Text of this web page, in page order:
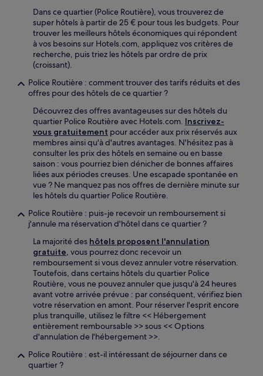
Dans ce quartier (Police Routière), vous trouverez de
super hôtels à partir de 25 € pour tous les budgets. Pour
trouver les meilleurs hôtels économiques qui répondent
à vos besoins sur Hotels.com, appliquez vos critères de
recherche, puis triez les hôtels par ordre de prix
(croissant).
Police Routière : comment trouver des tarifs réduits et des
offres pour des hôtels de ce quartier ?
Découvrez des offres avantageuses sur des hôtels du
quartier Police Routière avec Hotels.com. Inscrivez-
vous gratuitement pour accéder aux prix réservés aux
membres ainsi qu'à d'autres avantages. N'hésitez pas à
consulter les prix des hôtels en semaine ou en basse
saison : vous pourriez bien dénicher de bonnes affaires
liées aux périodes creuses. Une escapade spontanée en
vue ? Ne manquez pas nos offres de dernière minute sur
les hôtels du quartier Police Routière.
Police Routière : puis-je recevoir un remboursement si
j'annule ma réservation d'hôtel dans ce quartier ?
La majorité des hôtels proposent l'annulation
gratuite , vous pourrez donc recevoir un
remboursement si vous devez annuler votre réservation.
Toutefois, dans certains hôtels du quartier Police
Routière, vous ne pouvez annuler que jusqu'à 24 heures
avant votre arrivée prévue : par conséquent, vérifiez bien
votre réservation en amont. Pour réserver l'esprit encore
plus tranquille, utilisez le filtre << Hébergement
entièrement remboursable >> sous << Options
d'annulation de l'hébergement >>.
Police Routière : est-il intéressant de séjourner dans ce
quartier ?